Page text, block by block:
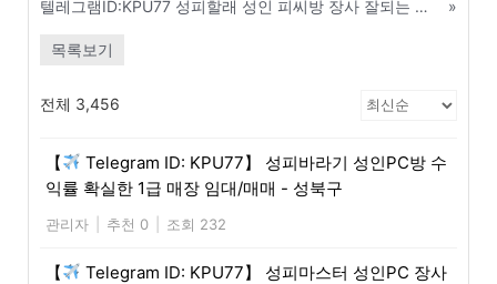
텔레그램ID:KPU77 성피할래 성인 피씨방 장사 잘되는 매장 찾는 부동산 임장 노하우 - 목포
»
목록보기
전체 3,456
【
Telegram ID: KPU77】 성피바라기 성인PC방 수
익률 확실한 1급 매장 임대/매매 - 성북구
관리자 추천 0 조회 232
【
Telegram ID: KPU77】 성피마스터 성인PC 장사